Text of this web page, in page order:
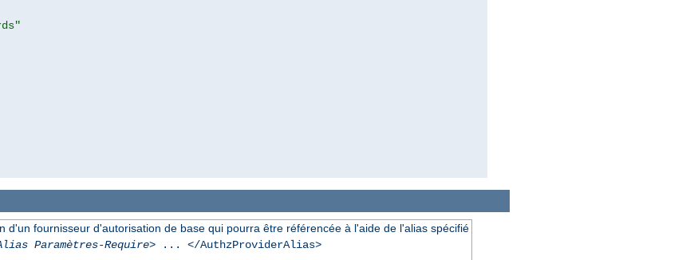
d'un fournisseur d'autorisation de base qui pourra être référencée à l'aide de l'alias spécifié
Paramètres-Require> ... </AuthzProviderAlias>